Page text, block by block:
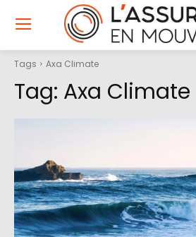
Tags Axa Climate
Tag: Axa Climate